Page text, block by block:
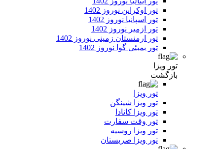
تور اوکراین نوروز 1402
تور اسپانیا نوروز 1402
تور ازمیر نوروز 1402
تور ارمنستان زمینی نوروز 1402
تور بمبئی گوا نوروز 1402
تور ویزا
بازگشت
تور ویزا
تور ویزا شینگن
تور ویزا کانادا
تور وقت سفارت
تور ویزا روسیه
تور ویزا صربستان